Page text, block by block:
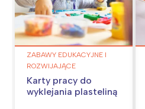
ZABAWY EDUKACYJNE I
ROZWIJAJĄCE
Karty pracy do
wyklejania plasteliną